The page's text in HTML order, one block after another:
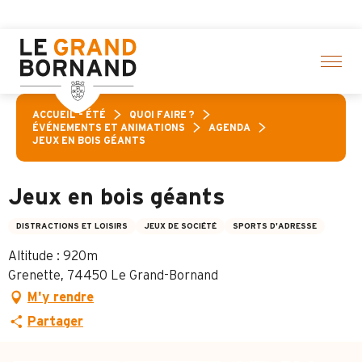
contenu
principal
ACCUEIL – ÉTÉ
QUOI FAIRE ?
ÉVÉNEMENTS ET ANIMATIONS
AGENDA
JEUX EN BOIS GÉANTS
Jeux en bois géants
DISTRACTIONS ET LOISIRS JEUX DE SOCIÉTÉ SPORTS D'ADRESSE
Altitude : 920m
Grenette, 74450 Le Grand-Bornand
M'y rendre
Partager